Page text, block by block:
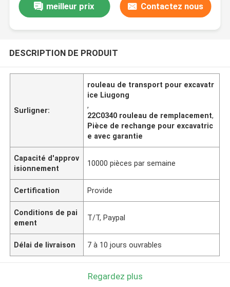
meilleur prix Contactez nous
DESCRIPTION DE PRODUIT
Surligner:
rouleau de transport pour excavatr
ice Liugong
,
22C0340 rouleau de remplacement,
Pièce de rechange pour excavatric
e avec garantie
Capacité d'approv
isionnement
10000 pièces par semaine
Certification Provide
Conditions de pai
ement
T/T, Paypal
Délai de livraison 7 à 10 jours ouvrables
Regardez plus